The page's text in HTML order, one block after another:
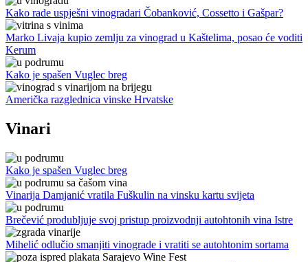
Kako rade uspješni vinogradari Čobanković, Cossetto i Gašpar?
Marko Livaja kupio zemlju za vinograd u Kaštelima, posao će voditi
Kerum
Kako je spašen Vuglec breg
Američka razglednica vinske Hrvatske
Vinari
Kako je spašen Vuglec breg
Vinarija Damjanić vratila Fuškulin na vinsku kartu svijeta
Brečević produbljuje svoj pristup proizvodnji autohtonih vina Istre
Mihelić odlučio smanjiti vinograde i vratiti se autohtonim sortama